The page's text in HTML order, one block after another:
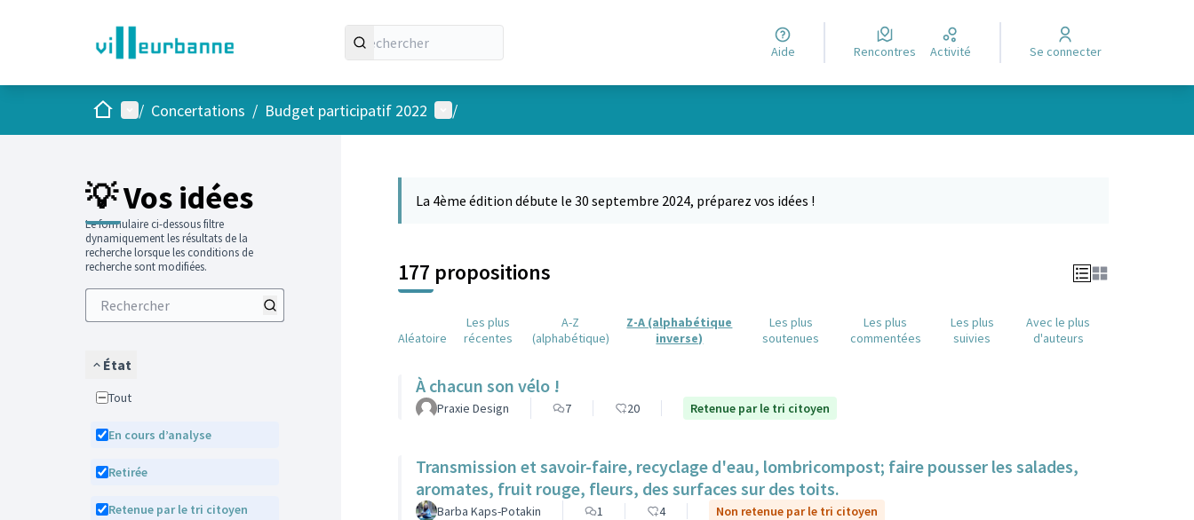
Aide Rencontres Activité Se connecter
AccueilMenu principal
/ Concertations / Budget participatif 2022 Menu utilisateur
/
💡 Vos idées
Le formulaire ci-dessous filtre
dynamiquement les résultats de la
recherche lorsque les conditions de
recherche sont modifiées.
État
Tout
En cours d’analyse
Retirée
Retenue par le tri citoyen
La 4ème édition débute le 30 septembre 2024, préparez vos idées !
177 propositions
Aléatoire
Les plus
récentes
A-Z
(alphabétique)
Z-A (alphabétique
inverse)
Les plus
soutenues
Les plus
commentées
Les plus
suivies
Avec le plus
d'auteurs
À chacun son vélo !
Praxie Design 7 20 Retenue par le tri citoyen
Transmission et savoir-faire, recyclage d'eau, lombricompost; faire pousser les salades,
aromates, fruit rouge, fleurs, des surfaces sur des toits.
Barba Kaps-Potakin 1 4 Non retenue par le tri citoyen